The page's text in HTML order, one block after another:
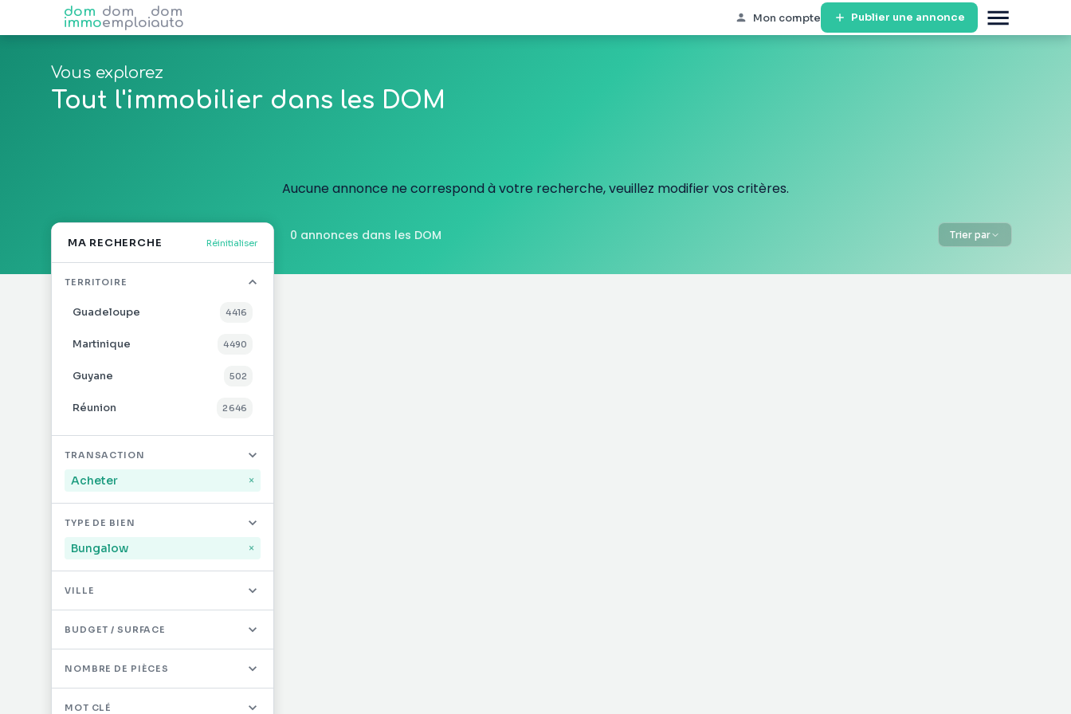
dom
immo
dom
emploi
dom
auto Mon compte Publier une annonce
Vous explorez
Tout l'immobilier dans les DOM
Aucune annonce ne correspond à votre recherche, veuillez modifier vos critères.
MA RECHERCHE Réinitialiser
TERRITOIRE
Guadeloupe 4 416
Martinique 4 490
Guyane 502
Réunion 2 646
Mayotte
Saint-Barthélémy 12
TRANSACTION
Acheter ×
TYPE DE BIEN
Bungalow ×
VILLE
BUDGET / SURFACE
NOMBRE DE PIÈCES
MOT CLÉ
0 annonces dans les DOM Trier par